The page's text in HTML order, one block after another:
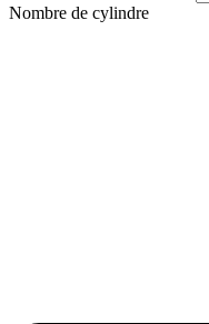
Nombre de cylindre